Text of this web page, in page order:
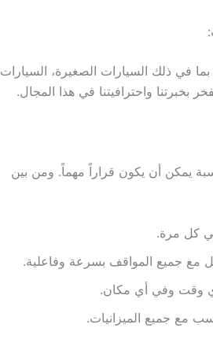
في ذلك السيارات الصغيرة، السيارات
بخبرتنا واحترافيتنا في هذا المجال.
يمكن أن يكون قراراً مهماً. ومن بين
كل مرة.
مع جميع المواقف بسرعة وفاعلية.
أي وقت وفي أي مكان.
مع جميع الميزانيات.